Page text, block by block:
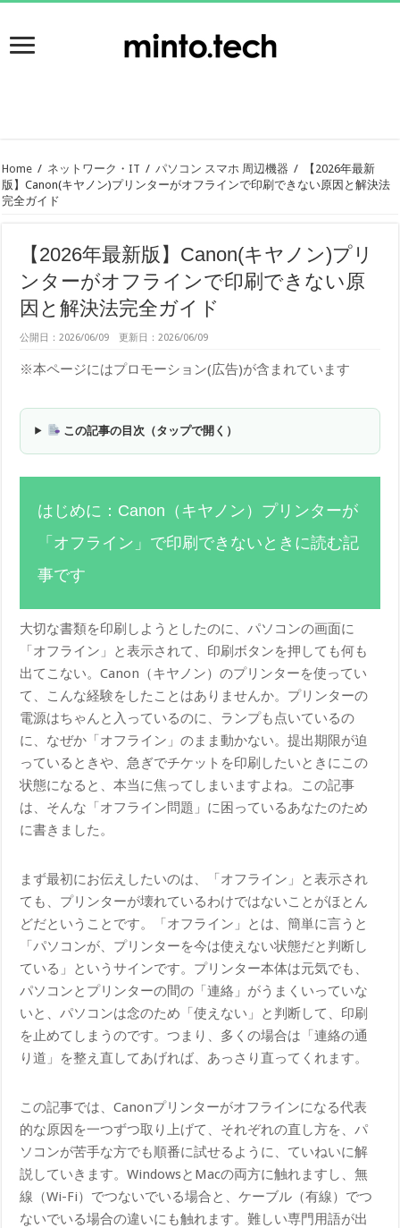
Home / ネットワーク・IT / パソコン スマホ 周辺機器 /
【2026年最新
版】Canon(キヤノン)プリンターがオフラインで印刷できない原因と解決法
完全ガイド
【2026年最新版】Canon(キヤノン)プリ
ンターがオフラインで印刷できない原
因と解決法完全ガイド
公開日：2026/06/09 更新日：2026/06/09
※本ページにはプロモーション(広告)が含まれています
この記事の目次（タップで開く）
はじめに：Canon（キヤノン）プリンターが
「オフライン」で印刷できないときに読む記
事です
大切な書類を印刷しようとしたのに、パソコンの画面に
「オフライン」と表示されて、印刷ボタンを押しても何も
出てこない。Canon（キヤノン）のプリンターを使ってい
て、こんな経験をしたことはありませんか。プリンターの
電源はちゃんと入っているのに、ランプも点いているの
に、なぜか「オフライン」のまま動かない。提出期限が迫
っているときや、急ぎでチケットを印刷したいときにこの
状態になると、本当に焦ってしまいますよね。この記事
は、そんな「オフライン問題」に困っているあなたのため
に書きました。
まず最初にお伝えしたいのは、「オフライン」と表示され
ても、プリンターが壊れているわけではないことがほとん
どだということです。「オフライン」とは、簡単に言うと
「パソコンが、プリンターを今は使えない状態だと判断し
ている」というサインです。プリンター本体は元気でも、
パソコンとプリンターの間の「連絡」がうまくいっていな
いと、パソコンは念のため「使えない」と判断して、印刷
を止めてしまうのです。つまり、多くの場合は「連絡の通
り道」を整え直してあげれば、あっさり直ってくれます。
この記事では、Canonプリンターがオフラインになる代表
的な原因を一つずつ取り上げて、それぞれの直し方を、パ
ソコンが苦手な方でも順番に試せるように、ていねいに解
説していきます。WindowsとMacの両方に触れますし、無
線（Wi-Fi）でつないでいる場合と、ケーブル（有線）でつ
ないでいる場合の違いにも触れます。難しい専門用語が出